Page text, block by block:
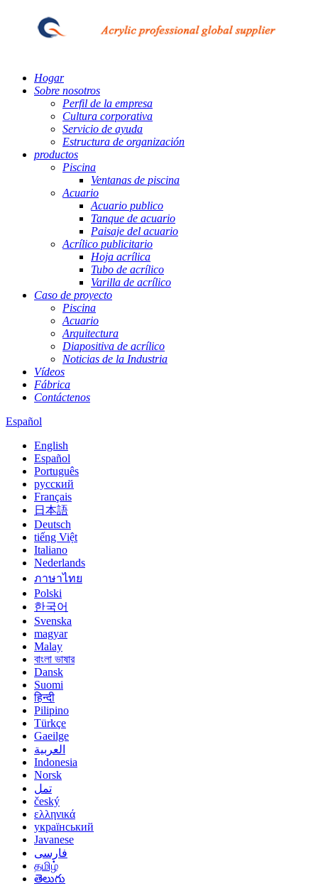
Hogar
Sobre nosotros
Perfil de la empresa
Cultura corporativa
Servicio de ayuda
Estructura de organización
productos
Piscina
Ventanas de piscina
Acuario
Acuario publico
Tanque de acuario
Paisaje del acuario
Acrílico publicitario
Hoja acrílica
Tubo de acrílico
Varilla de acrílico
Caso de proyecto
Piscina
Acuario
Arquitectura
Diapositiva de acrílico
Noticias de la Industria
Vídeos
Fábrica
Contáctenos
Español
English
Español
Português
русский
Français
日本語
Deutsch
tiếng Việt
Italiano
Nederlands
ภาษาไทย
Polski
한국어
Svenska
magyar
Malay
বাংলা ভাষার
Dansk
Suomi
हिन्दी
Pilipino
Türkçe
Gaeilge
العربية
Indonesia
Norsk‎
تمل
český
ελληνικά
український
Javanese
فارسی
தமிழ்
తెలుగు